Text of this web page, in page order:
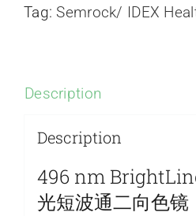
Tag:Semrock/ IDEX
Description
Description
496 nm
光短波通二向色镜